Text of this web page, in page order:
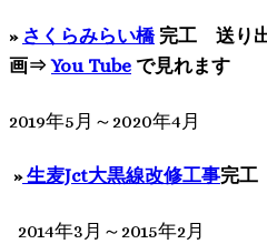
» さくらみらい橋完工 送り出
画⇒You Tube で見れます
2019年5月～2020年4月
»生麦Jct大黒線改修工事完工
2014年3月～2015年2月